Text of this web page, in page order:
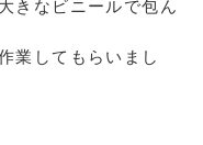
きなビニールで包ん
業してもらいまし